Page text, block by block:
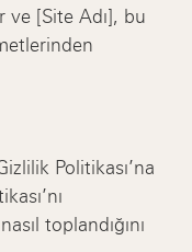
ve [Site Adı], bu
Politikası’na
toplandığını